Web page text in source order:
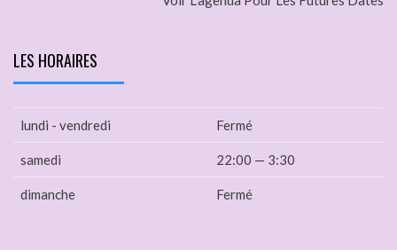
LES HORAIRES
lundi - vendredi Fermé
samedi 22:00 — 3:30
dimanche Fermé